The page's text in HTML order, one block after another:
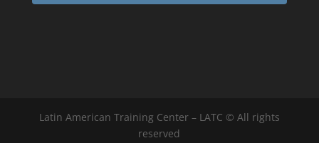
Latin American Training Center – LATC © All rights
reserved